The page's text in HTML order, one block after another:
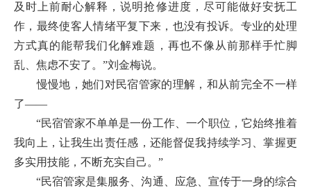
及时上前耐心解释，说明抢修进度，尽可能做好安抚工
作，最终使客人情绪平复下来，也没有投诉。专业的处理
方式真的能帮我们化解难题，再也不像从前那样手忙脚
乱、焦虑不安了。”刘金梅说。
慢慢地，她们对民宿管家的理解，和从前完全不一样
了——
“民宿管家不单单是一份工作、一个职位，它始终推着
我向上，让我生出责任感，还能督促我持续学习、掌握更
多实用技能，不断充实自己。”
“民宿管家是集服务、沟通、应急、宣传于一身的综合